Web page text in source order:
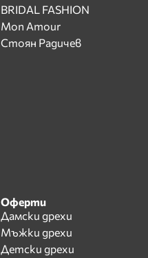
BRIDAL FASHION
Mon Amour
Стоян Радичев
Оферти
Дамски дрехи
Мъжки дрехи
Детски дрехи